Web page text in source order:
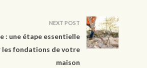
NEXT POST
: une étape essentielle
les fondations de votre
maison